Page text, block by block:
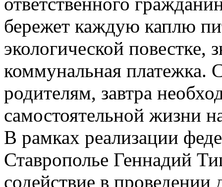
бережет каждую каплю
экологической повестке,
коммунальная платежка.
родителям, завтра
самостоятельной жизни
В рамках реализации
Ставрополье Геннадий
содействие в